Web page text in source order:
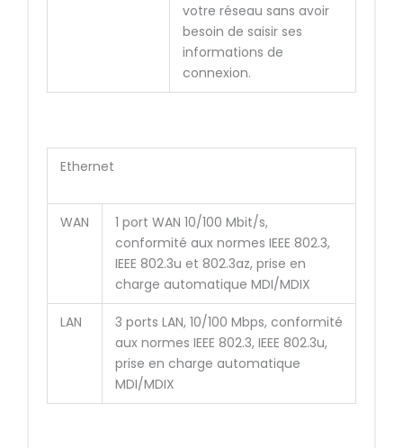
votre réseau sans avoir
besoin de saisir ses
informations de
connexion.
Ethernet
WAN
1 port WAN 10/100 Mbit/s,
conformité aux normes IEEE 802.3,
IEEE 802.3u et 802.3az, prise en
charge automatique MDI/MDIX
LAN
3 ports LAN, 10/100 Mbps, conformité
aux normes IEEE 802.3, IEEE 802.3u,
prise en charge automatique
MDI/MDIX